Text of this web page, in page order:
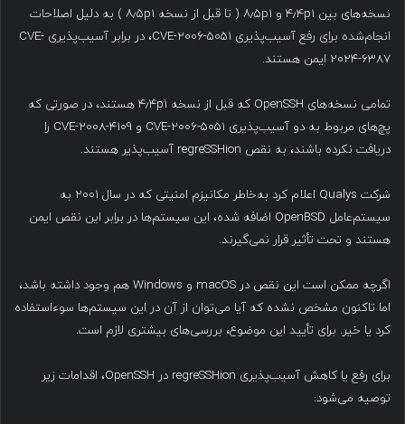
نسخه‌های بین ۴٫۴p1 و ۸٫۵p1 ( تا قبل از نسخه ۸٫۵p1 ) به دلیل اصلاحات
انجام‌شده برای رفع آسیب‌پذیری CVE-2006-5051، در برابر آسیب‌پذیری CVE-
2024-6387 ایمن هستند.
تمامی نسخه‌های OpenSSH که قبل از نسخه ۴٫۴p1 هستند، در صورتی که
پچ‌های مربوط به دو آسیب‌پذیری CVE-2006-5051 و CVE-2008-4109 را
دریافت نکرده باشند، به نقص regreSSHion آسیب‌پذیر هستند.
شرکت Qualys اعلام کرد به‌خاطر مکانیزم امنیتی که در سال ۲۰۰۱ به
سیستم‌عامل OpenBSD اضافه شده، این سیستم‌ها در برابر این نقص ایمن
هستند و تحت تأثیر قرار نمی‌گیرند.
اگرچه ممکن است این نقص در macOS و Windows هم وجود داشته باشد،
اما تاکنون مشخص نشده که آیا می‌توان از آن در این سیستم‌ها سوءاستفاده
کرد یا خیر. برای تأیید این موضوع، بررسی‌های بیشتری لازم است.
برای رفع یا کاهش آسیب‌پذیری regreSSHion در OpenSSH، اقدامات زیر
توصیه می‌شود: